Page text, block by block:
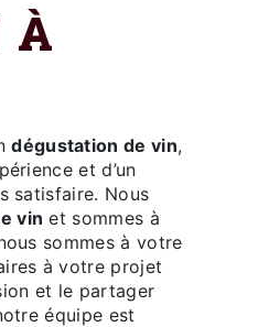
dégustation de vin,
et d’un
satisfaire. Nous
vin et sommes à
sommes à votre
à votre projet
et le partager
équipe est